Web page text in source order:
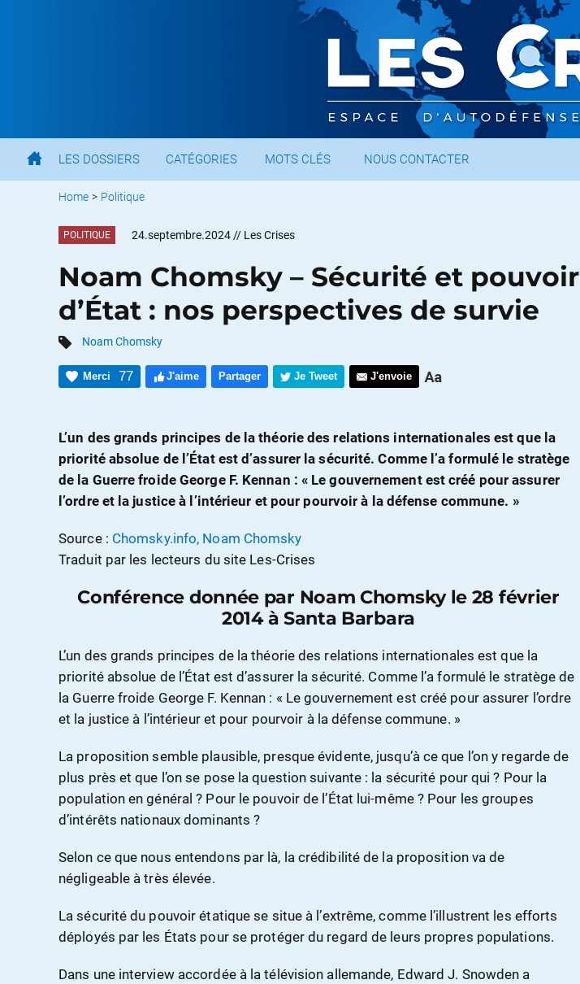
LES DOSSIERS CATÉGORIES MOTS CLÉS NOUS CONTACTER
Home > Politique
POLITIQUE 24.septembre.2024 // Les Crises
Noam Chomsky – Sécurité et pouvoir
d’État : nos perspectives de survie
Noam Chomsky
Merci 77 J'aime Partager Je Tweet J'envoie
L’un des grands principes de la théorie des relations internationales est que la
priorité absolue de l’État est d’assurer la sécurité. Comme l’a formulé le stratège
de la Guerre froide George F. Kennan : « Le gouvernement est créé pour assurer
l’ordre et la justice à l’intérieur et pour pourvoir à la défense commune. »
Source : Chomsky.info, Noam Chomsky
Traduit par les lecteurs du site Les-Crises
Conférence donnée par Noam Chomsky le 28 février
2014 à Santa Barbara
L’un des grands principes de la théorie des relations internationales est que la
priorité absolue de l’État est d’assurer la sécurité. Comme l’a formulé le stratège de
la Guerre froide George F. Kennan : « Le gouvernement est créé pour assurer l’ordre
et la justice à l’intérieur et pour pourvoir à la défense commune. »
La proposition semble plausible, presque évidente, jusqu’à ce que l’on y regarde de
plus près et que l’on se pose la question suivante : la sécurité pour qui ? Pour la
population en général ? Pour le pouvoir de l’État lui-même ? Pour les groupes
d’intérêts nationaux dominants ?
Selon ce que nous entendons par là, la crédibilité de la proposition va de
négligeable à très élevée.
La sécurité du pouvoir étatique se situe à l’extrême, comme l’illustrent les efforts
déployés par les États pour se protéger du regard de leurs propres populations.
Dans une interview accordée à la télévision allemande, Edward J. Snowden a